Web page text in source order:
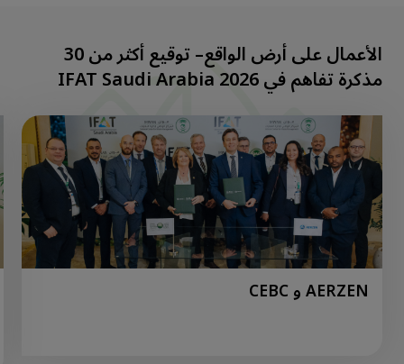
الأعمال على أرض الواقع– توقيع أكثر من 30
مذكرة تفاهم في IFAT Saudi Arabia 2026
AERZEN و CEBC